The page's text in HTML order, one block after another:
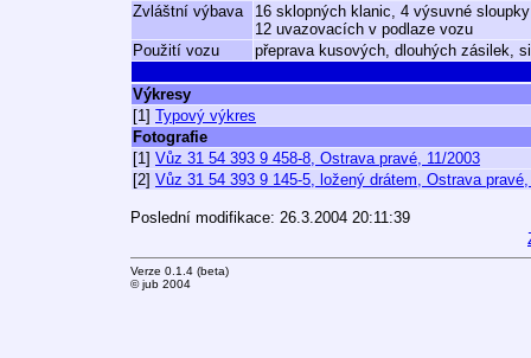
Zvláštní výbava
16 sklopných klanic, 4 výsuvné
12 uvazovacích v podlaze vozu
Použití vozu
přeprava kusových, dlouhých zásilek,
Výkresy
[1] Typový výkres
Fotografie
[1] Vůz 31 54 393 9 458-8, Ostrava pravé, 11/2003
[2] Vůz 31 54 393 9 145-5, ložený drátem, Ostrava
Poslední modifikace: 26.3.2004 20:11:39
Verze 0.1.4 (beta)
© jub 2004